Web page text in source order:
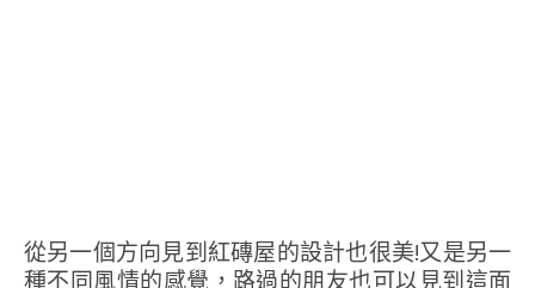
從另一個方向見到紅磚屋的設計也很美!又是另一
種不同風情的感覺，路過的朋友也可以見到這面